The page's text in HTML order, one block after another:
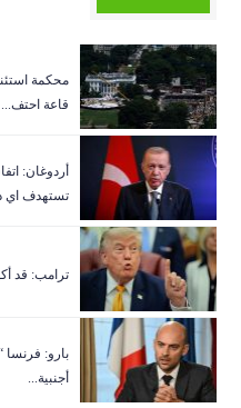
‏محكمة
قاعة احتف...
أردوغان:
تستهدف اي
ترامب: قد
بارو: فرنسا
أجنبية...